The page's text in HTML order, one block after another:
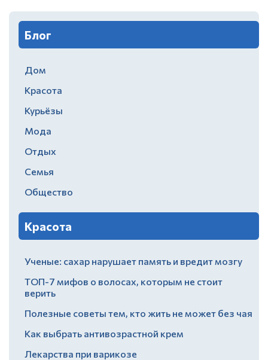
Блог
Дом
Красота
Курьёзы
Мода
Отдых
Семья
Общество
Красота
Ученые: сахар нарушает память и вредит мозгу
ТОП-7 мифов о волосах, которым не стоит
верить
Полезные советы тем, кто жить не может без чая
Как выбрать антивозрастной крем
Лекарства при варикозе